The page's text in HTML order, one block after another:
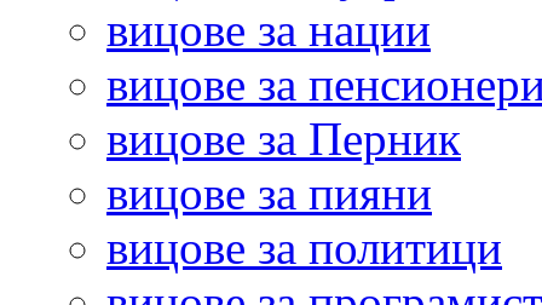
вицове за нации
вицове за
вицове за Перник
вицове за пияни
вицове за политици